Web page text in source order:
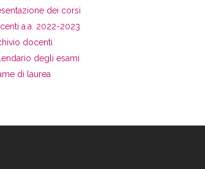
dei corsi
a.a. 2022-2023
docenti
degli esami
di laurea